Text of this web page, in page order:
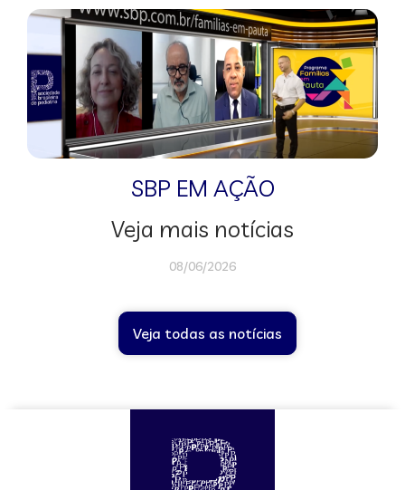
SBP EM AÇÃO
Veja mais notícias
08/06/2026
Veja todas as notícias